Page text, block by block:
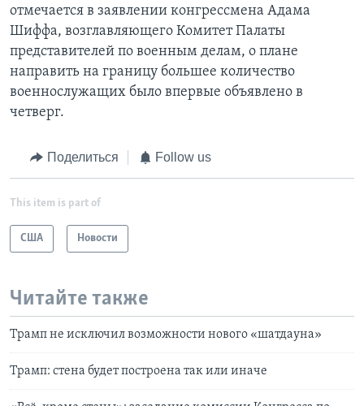
отмечается в заявлении конгрессмена Адама
Шиффа, возглавляющего Комитет Палаты
представителей по военным делам, о плане
направить на границу большее количество
военнослужащих было впервые объявлено в
четверг.
Поделиться Follow us
This item is part of
США Новости
Читайте также
Трамп не исключил возможности нового «шатдауна»
Трамп: стена будет построена так или иначе